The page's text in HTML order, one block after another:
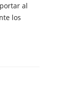
al
los